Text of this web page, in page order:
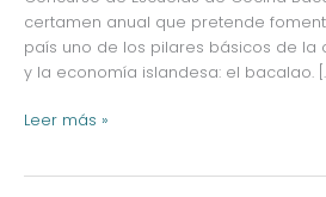
certamen anual que pretende
país uno de los pilares básicos de la
y la economía islandesa: el bacalao.
Islandia
Leer más »